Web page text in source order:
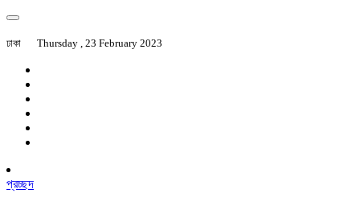
ঢাকা Thursday , 23 February 2023
প্রচ্ছদ